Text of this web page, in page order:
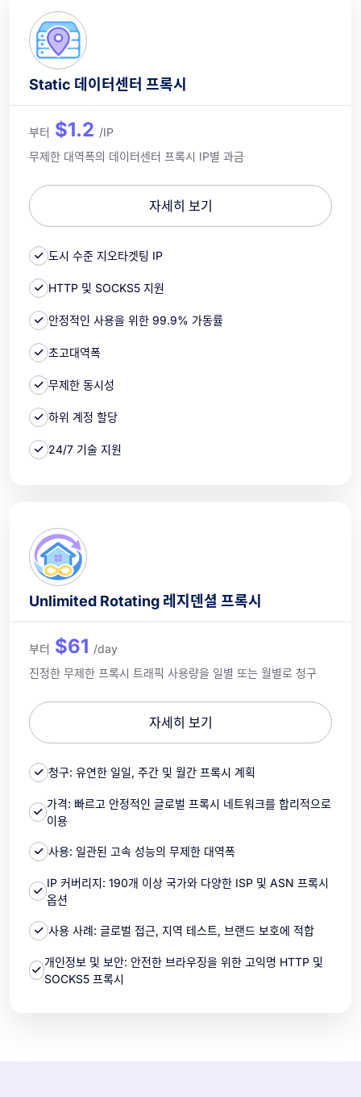
Static 데이터센터 프록시
부터 $1.2 /IP
무제한 대역폭의 데이터센터 프록시 IP별 과금
자세히 보기
도시 수준 지오타겟팅 IP
HTTP 및 SOCKS5 지원
안정적인 사용을 위한 99.9% 가동률
초고대역폭
무제한 동시성
하위 계정 할당
24/7 기술 지원
Unlimited Rotating 레지덴셜 프록시
부터 $61 /day
진정한 무제한 프록시 트래픽 사용량을 일별 또는 월별로 청구
자세히 보기
청구: 유연한 일일, 주간 및 월간 프록시 계획
가격: 빠르고 안정적인 글로벌 프록시 네트워크를 합리적으로
이용
사용: 일관된 고속 성능의 무제한 대역폭
IP 커버리지: 190개 이상 국가와 다양한 ISP 및 ASN 프록시
옵션
사용 사례: 글로벌 접근, 지역 테스트, 브랜드 보호에 적합
개인정보 및 보안: 안전한 브라우징을 위한 고익명 HTTP 및
SOCKS5 프록시